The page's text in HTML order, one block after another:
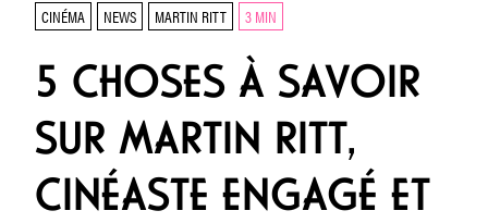
CINÉMA NEWS MARTIN RITT 3 MIN
5 CHOSES À SAVOIR
SUR MARTIN RITT,
CINÉASTE ENGAGÉ ET